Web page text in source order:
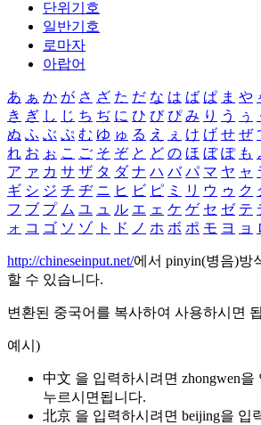
단위기호
일반기호
로마자
아랍어
あ ぁ か が さ ざ た だ な は ば ぱ ま や
き ぎ し じ ち ぢ に ひ び ぴ み り う ぅ
ぬ ふ ぶ ぷ む ゆ ゅ る え ぇ け げ せ ぜ
れ お ぉ こ ご そ ぞ と ど の ほ ぼ ぽ も
ア ァ カ サ ザ タ ダ ナ ハ バ パ マ ヤ ャ
ギ シ ジ チ ヂ ニ ヒ ビ ピ ミ リ ウ ゥ ク
フ ブ プ ム ユ ュ ル エ ェ ケ ゲ セ ゼ テ
ォ コ ゴ ソ ゾ ト ド ノ ホ ボ ポ モ ヨ ョ
http://chineseinput.net/에서 pinyin(병음)방
할 수 있습니다.
변환된 중국어를 복사하여 사용하시면
예시)
中文 을 입력하시려면 zhongwen을
누르시면됩니다.
北京 을 입력하시려면 beijing을 입